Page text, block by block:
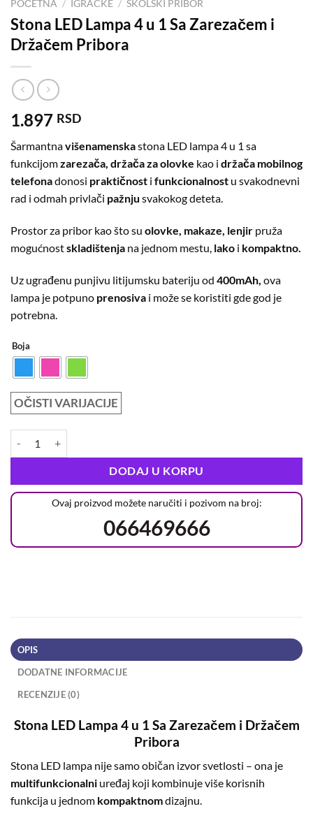
POČETNA / IGRACKE / ŠKOLSKI PRIBOR
Stona LED Lampa 4 u 1 Sa Zarezačem i
Držačem Pribora
1.897 RSD
Šarmantnavišenamenskastona LED lampa 4 u 1 sa
funkcijomzarezača, držača za olovke kao i držača mobilnog
telefonadonosi praktičnost i funkcionalnost u svakodnevni
rad i odmah privlači pažnju svakokog deteta.
Prostor za pribor kao što su olovke, makaze, lenjir pruža
mogućnostskladištenja na jednom mestu, lako i kompaktno.
Uz ugrađenu punjivu litijumsku bateriju od 400mAh, ova
lampa je potpuno prenosiva i može se koristiti gde god je
potrebna.
Boja
OČISTI VARIJACIJE
DODAJ U KORPU
Ovaj proizvod možete naručiti i pozivom na broj:
066469666
OPIS
DODATNE INFORMACIJE
RECENZIJE (0)
Stona LED Lampa 4 u 1 Sa Zarezačem i Držačem
Pribora
Stona LED lampa nije samo običan izvor svetlosti – ona je
multifunkcionalni uređaj koji kombinuje više korisnih
funkcija u jednom kompaktnomdizajnu.